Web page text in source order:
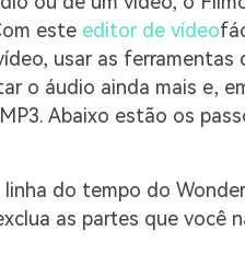
este editor de vídeo
usar as ferramentas
o áudio ainda mais e,
Abaixo estão os
do tempo do
as partes que você